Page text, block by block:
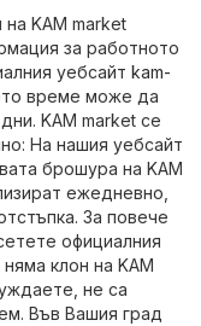
KAM market
за работното
уебсайт kam-
време може да
KAM market се
На нашия уебсайт
брошура на KAM
ежедневно,
За повече
официалния
клон на KAM
не са
Във Вашия град